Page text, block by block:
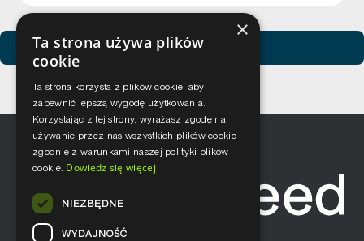
Zobacz usługi Netceed
×
Ta strona używa plików
cookie
Ta strona korzysta z plików cookie, aby
zapewnić lepszą wygodę użytkowania.
Korzystając z tej strony, wyrażasz zgodę na
używanie przez nas wszystkich plików cookie
zgodnie z warunkami naszej polityki plików
cookie. Dowiedz się więcej
NIEZBĘDNE
WYDAJNOŚĆ